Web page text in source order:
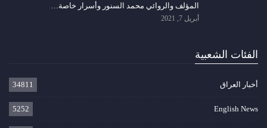
المؤلف والروائي محمد السنور وأسرار خاصة…
أبريل 7, 2021
الفئات الشعبية
أخبار العراق 34811
English News
5252